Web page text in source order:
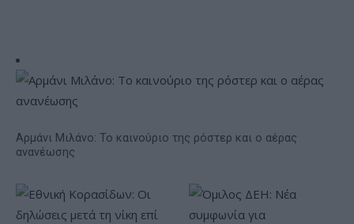
Αρμάνι Μιλάνο: Το καινούριο της ρόστερ και ο αέρας
ανανέωσης